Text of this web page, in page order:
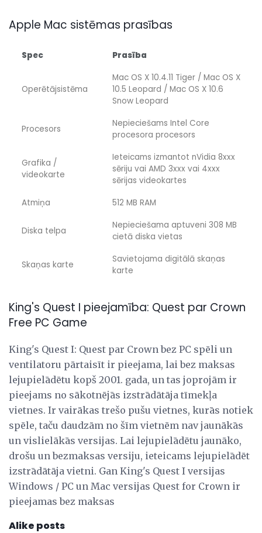
Apple Mac sistēmas prasības
Spec Prasība
Operētājsistēma
Mac OS X 10.4.11 Tiger / Mac OS X
10.5 Leopard / Mac OS X 10.6
Snow Leopard
Procesors
Nepieciešams Intel Core
procesora procesors
Grafika /
videokarte
Ieteicams izmantot nVidia 8xxx
sēriju vai AMD 3xxx vai 4xxx
sērijas videokartes
Atmiņa
512 MB RAM
Diska telpa
Nepieciešama aptuveni 308 MB
cietā diska vietas
Skaņas karte
Savietojama digitālā skaņas
karte
King's Quest I pieejamība: Quest par Crown
Free PC Game
King's Quest I: Quest par Crown bez PC spēli un
ventilatoru pārtaisīt ir pieejama, lai bez maksas
lejupielādētu kopš 2001. gada, un tas joprojām ir
pieejams no sākotnējās izstrādātāja tīmekļa
vietnes. Ir vairākas trešo pušu vietnes, kurās notiek
spēle, taču daudzām no šīm vietnēm nav jaunākās
un vislielākās versijas. Lai lejupielādētu jaunāko,
drošu un bezmaksas versiju, ieteicams lejupielādēt
izstrādātāja vietni. Gan King's Quest I versijas
Windows / PC un Mac versijas Quest for Crown ir
pieejamas bez maksas
Alike posts